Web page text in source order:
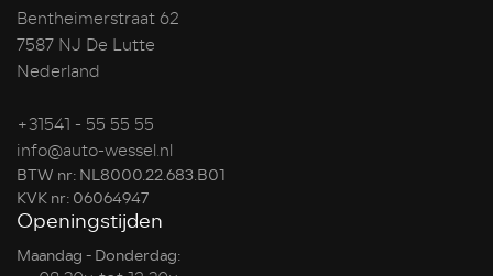
Bentheimerstraat 62
7587 NJ De Lutte
Nederland
+31541 - 55 55 55
info@auto-wessel.nl
BTW nr: NL8000.22.683.B01
KVK nr: 06064947
Openingstijden
Maandag - Donderdag: